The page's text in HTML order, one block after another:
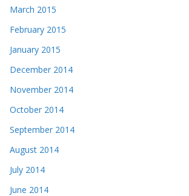
March 2015
February 2015
January 2015
December 2014
November 2014
October 2014
September 2014
August 2014
July 2014
June 2014